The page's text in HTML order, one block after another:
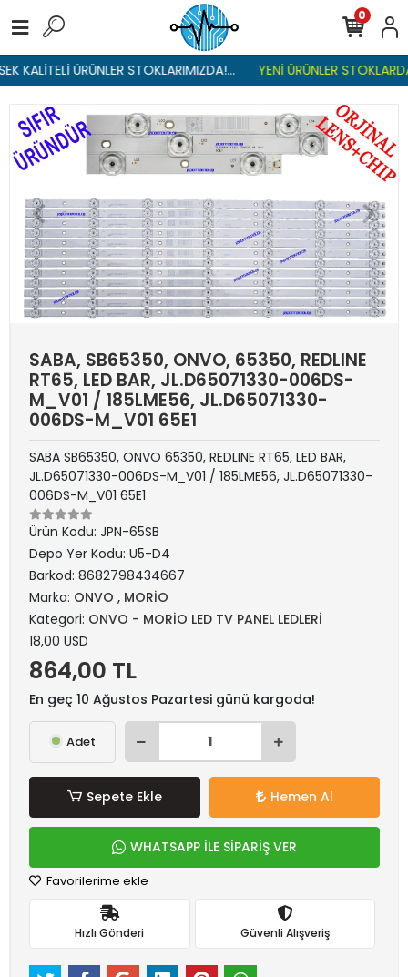
KALİTELİ ÜRÜNLER STOKLARIMIZDA!... YENİ ÜRÜNLER
0
SABA, SB65350, ONVO, 65350, REDLINE
RT65, LED BAR, JL.D65071330-006DS-
M_V01 / 185LME56, JL.D65071330-
006DS-M_V01 65E1
SABA SB65350, ONVO 65350, REDLINE RT65, LED BAR,
JL.D65071330-006DS-M_V01 / 185LME56, JL.D65071330-
006DS-M_V01 65E1
Ürün Kodu: JPN-65SB
Depo Yer Kodu: U5-D4
Barkod: 8682798434667
Marka: ONVO , MORİO
Kategori: ONVO - MORİO LED TV PANEL LEDLERİ
18,00 USD
864,00 TL
En geç 10 Ağustos Pazartesi günü kargoda!
Adet
Sepete Ekle Hemen Al
WHATSAPP İLE SİPARİŞ VER
Favorilerime ekle
Hızlı Gönderi Güvenli Alışveriş